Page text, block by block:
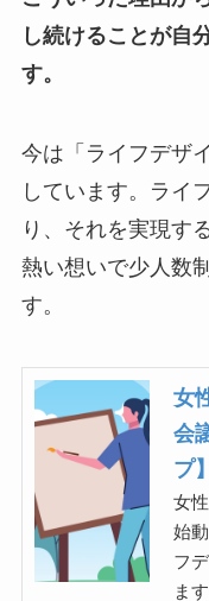
し続けることが自
す。
今は「ライフデザ
しています。ライ
り、それを実現す
熱い想いで少人数
す。
女
会
プ】
女
始
フ
ま